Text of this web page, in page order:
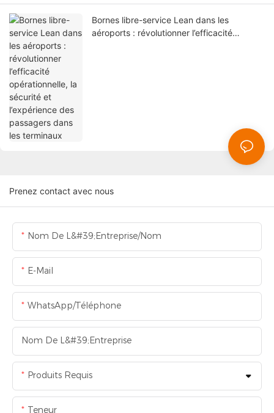
Bornes libre-service Lean dans les
aéroports : révolutionner l’efficacité
Prenez contact avec nous
Nom De L&#39;entreprise/Nom
E-Mail
WhatsApp/Téléphone
Nom De L&#39;entreprise
Produits Requis
Teneur